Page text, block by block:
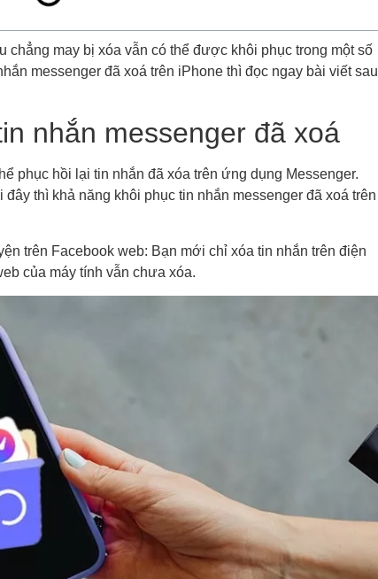
chẳng may bị xóa vẫn có thể được khôi phục trong một số
messenger đã xoá trên iPhone thì đọc ngay bài viết sau
nhắn messenger đã xoá
phục hồi lại tin nhắn đã xóa trên ứng dụng Messenger.
thì khả năng khôi phục tin nhắn messenger đã xoá trên
trên Facebook web: Bạn mới chỉ xóa tin nhắn trên điện
của máy tính vẫn chưa xóa.